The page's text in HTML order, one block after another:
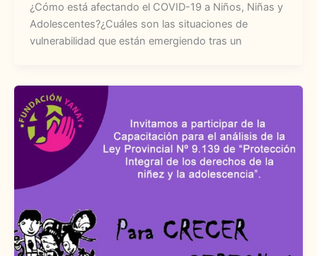
¿Cómo está afectando el COVID-19 a Niños, Niñas y
Adolescentes?¿Cuáles son las situaciones de
vulnerabilidad que están emergiendo tras un